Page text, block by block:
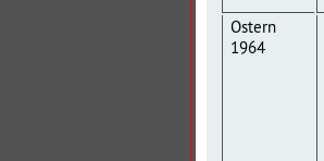
Ostern
1964